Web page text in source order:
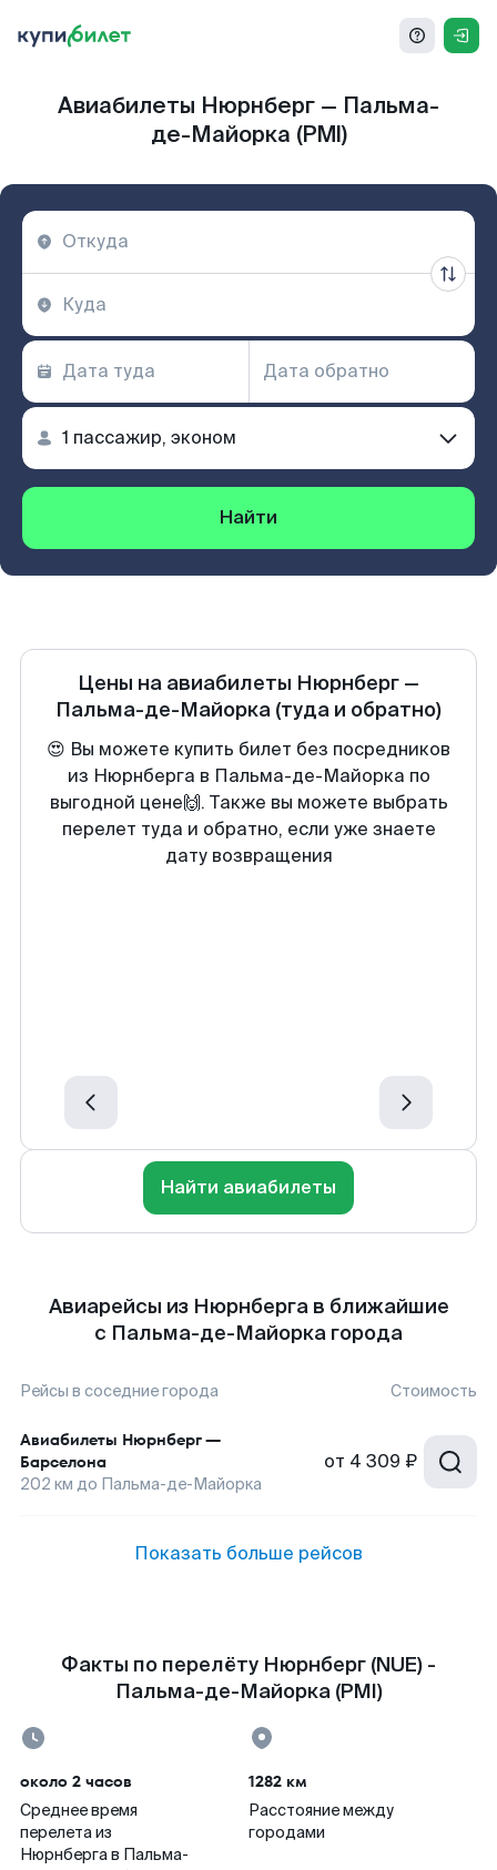
Авиабилеты Нюрнберг — Пальма-
де-Майорка (PMI)
Найти
Цены на авиабилеты Нюрнберг —
Пальма-де-Майорка (туда и обратно)
😍 Вы можете купить билет без посредников
из Нюрнберга в Пальма-де-Майорка по
выгодной цене🙌. Также вы можете выбрать
перелет туда и обратно, если уже знаете
дату возвращения
Найти авиабилеты
Авиарейсы из Нюрнберга в ближайшие
с Пальма-де-Майорка города
Рейсы в соседние города Стоимость
Авиабилеты Нюрнберг—
Барселона
202 км до Пальма-де-Майорка
от 4 309 ₽
Показать больше рейсов
Факты по перелёту Нюрнберг (NUE) -
Пальма-де-Майорка (PMI)
около 2 часов
Среднее время
перелета из
Нюрнберга в Пальма-
1282 км
Расстояние между
городами